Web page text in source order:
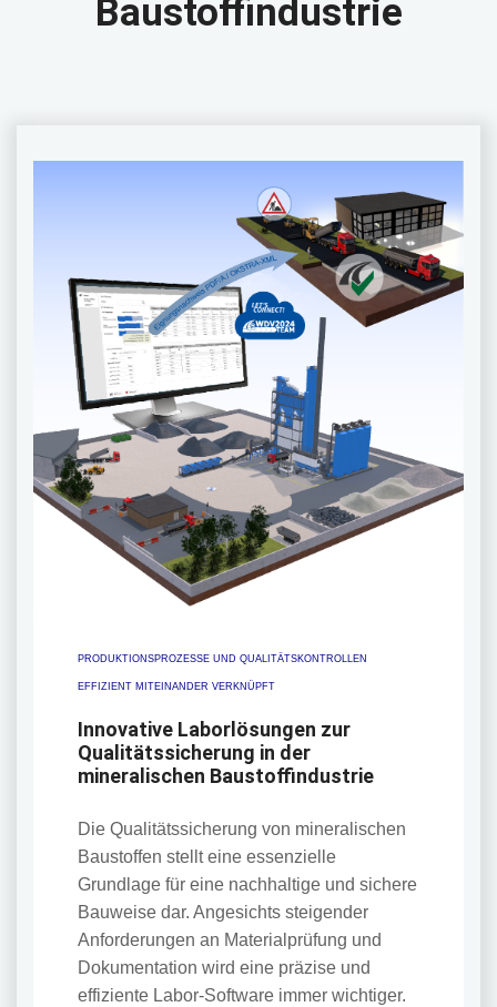
Baustoffindustrie
PRODUKTIONSPROZESSE UND QUALITÄTSKONTROLLEN
EFFIZIENT MITEINANDER VERKNÜPFT
Innovative Laborlösungen zur
Qualitätssicherung in der
mineralischen Baustoffindustrie
Die Qualitätssicherung von mineralischen
Baustoffen stellt eine essenzielle
Grundlage für eine nachhaltige und sichere
Bauweise dar. Angesichts steigender
Anforderungen an Materialprüfung und
Dokumentation wird eine präzise und
effiziente Labor-Software immer wichtiger.